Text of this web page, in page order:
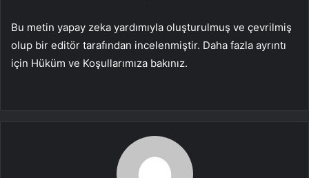
Bu metin yapay zeka yardımıyla oluşturulmuş ve çevrilmiş
olup bir editör tarafından incelenmiştir. Daha fazla ayrıntı
için Hüküm ve Koşullarımıza bakınız.